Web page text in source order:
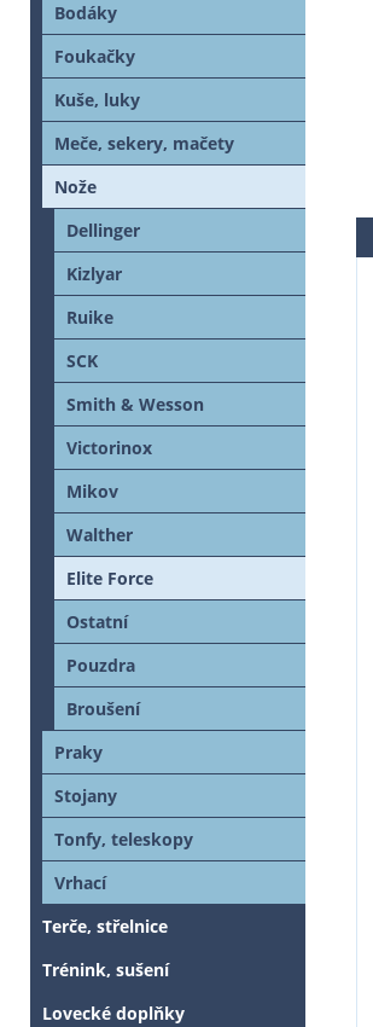
Bodáky
Foukačky
Kuše, luky
Meče, sekery, mačety
Nože
Dellinger
Kizlyar
Ruike
SCK
Smith & Wesson
Victorinox
Mikov
Walther
Elite Force
Ostatní
Pouzdra
Broušení
Praky
Stojany
Tonfy, teleskopy
Vrhací
Terče, střelnice
Trénink, sušení
Lovecké doplňky